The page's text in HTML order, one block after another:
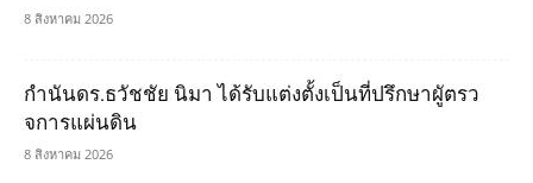
8 สิงหาคม 2026
กำนันดร.ธวัชชัย นิมา ได้รับแต่งตั้งเป็นที่ปรึกษาผูัตรว
จการแผ่นดิน
8 สิงหาคม 2026